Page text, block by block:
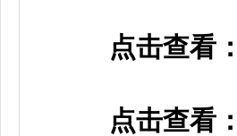
点击查看：
点击查看：